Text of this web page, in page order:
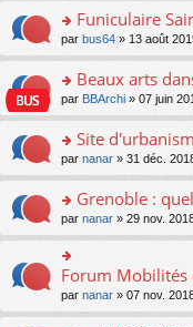
c
e
nt
pl
u
c
e
nt
n
n
le
pl
u
ré
c
e
nt
a
g
e
n
n
le
pl
u
ré
c
e
nt
m
e
a
g
e
n
n
le
pl
u
s
ré
c
e
nt
ult
er
le
m
e
a
g
e
n
n
le
pl
u
s
o
n
ult
er
le
m
e
a
g
e
n
o
lu
Funiculaire
par bus64 » 13 août
o
n
ult
er
le
m
e
s
g
e
n
Beaux arts
par BBArchi » 07 juin
o
n
ult
er
le
m
e
s
Site
par nanar » 31 déc.
o
n
s
ult
er
le
m
Grenoble :
par nanar » 29 nov.
o
n
Forum Mobilités
par nanar » 07 nov.